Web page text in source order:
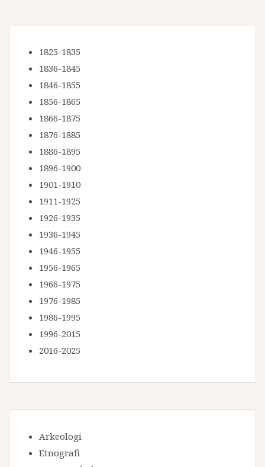
1825-1835
1836-1845
1846-1855
1856-1865
1866-1875
1876-1885
1886-1895
1896-1900
1901-1910
1911-1925
1926-1935
1936-1945
1946-1955
1956-1965
1966-1975
1976-1985
1986-1995
1996-2015
2016-2025
Arkeologi
Etnografi